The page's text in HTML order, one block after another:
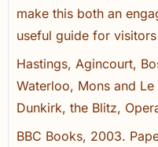
make this both an
useful guide for
Hastings, Agincourt,
Waterloo, Mons and
Dunkirk, the Blitz,
BBC Books, 2003.